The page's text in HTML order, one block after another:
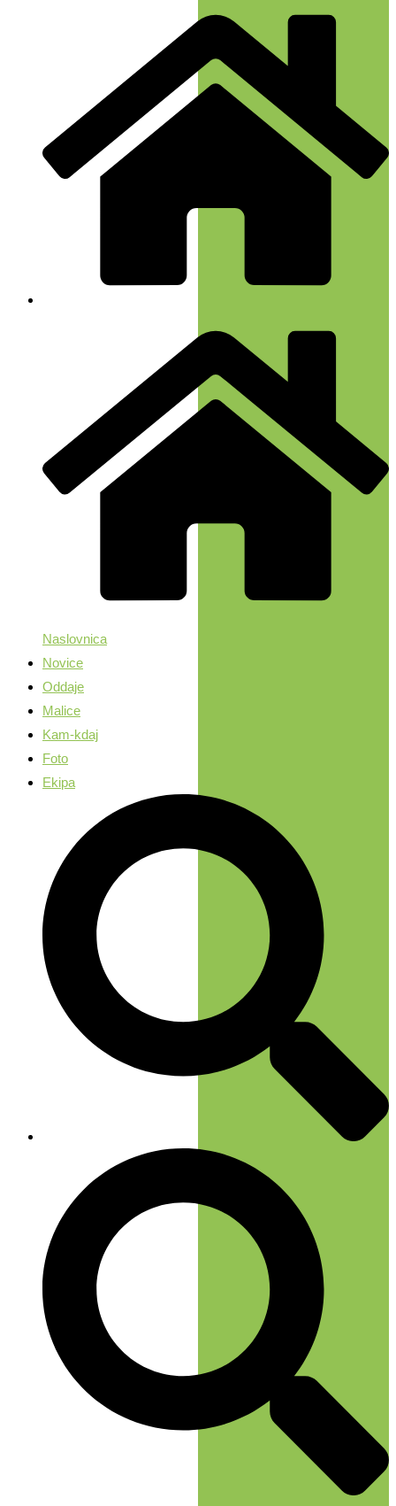
Naslovnica
Novice
Oddaje
Malice
Kam-kdaj
Foto
Ekipa